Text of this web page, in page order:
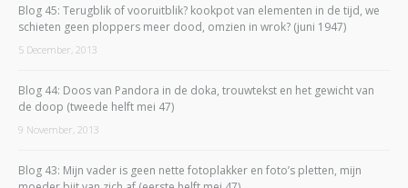
Blog 45: Terugblik of vooruitblik? kookpot van elementen in de tijd, we
schieten geen ploppers meer dood, omzien in wrok? (juni 1947)
5 December, 2013
Blog 44: Doos van Pandora in de doka, trouwtekst en het gewicht van
de doop (tweede helft mei 47)
9 November, 2013
Blog 43: Mijn vader is geen nette fotoplakker en foto’s pletten, mijn